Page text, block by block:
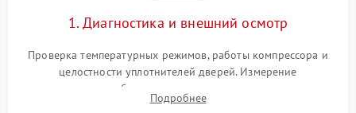
1. Диагностика и внешний осмотр
Проверка температурных режимов, работы компрессора и
целостности уплотнителей дверей. Измерение
сопротивления обмоток мотора, проверка термостата и
считывание кодов ошибок с электронного дисплея.
Подробнее